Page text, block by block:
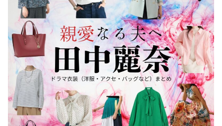
・清原果耶
菜々緒
・
森七菜
・吉川愛
・見上愛
・出口夏希
・田辺桃子
・ 滝沢カレン